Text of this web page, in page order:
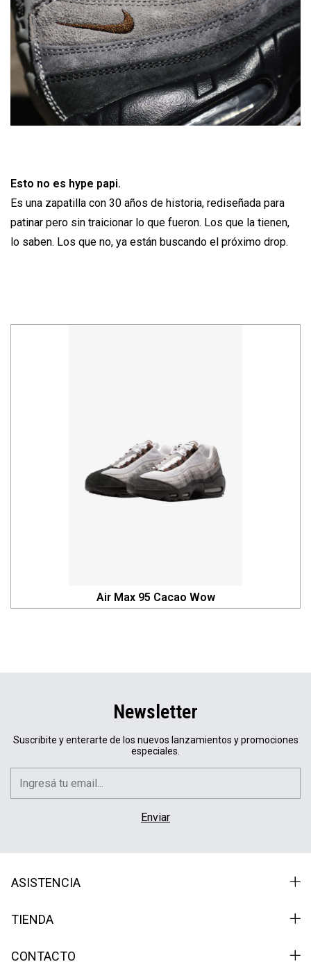
Esto no es hype papi.
Es una zapatilla con 30 años de historia, rediseñada para
patinar pero sin traicionar lo que fueron. Los que la tienen,
lo saben. Los que no, ya están buscando el próximo drop.
Air Max 95 Cacao Wow
Newsletter
Suscribite y enterarte de los nuevos lanzamientos y promociones
especiales.
ASISTENCIA
TIENDA
CONTACTO